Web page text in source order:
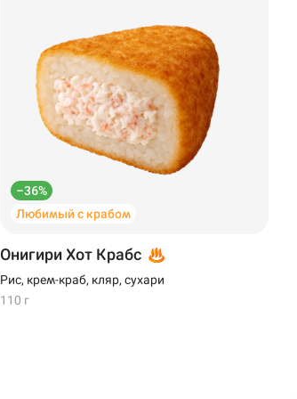
–36%
Любимый с крабом
Онигири Хот Крабс
Рис, крем-краб, кляр, сухари
110 г